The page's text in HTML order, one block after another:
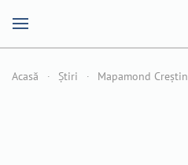
Acasă Știri Mapamond Creștin